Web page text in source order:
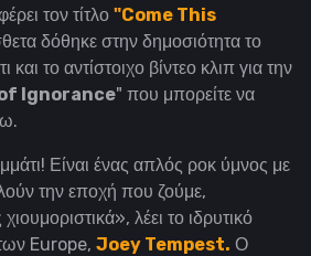
τον τίτλο "Come This
δόθηκε στην δημοσιότητα το
και το αντίστοιχο βίντεο κλιπ για την
Ignorance" που μπορείτε να
Είναι ένας απλός ροκ ύμνος με
την εποχή που ζούμε,
λέει το ιδρυτικό
Europe, Joey Tempest. Ο